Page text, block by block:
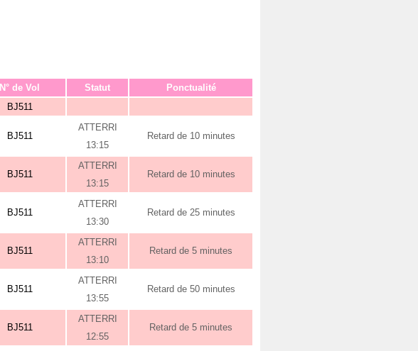
N° de Vol Statut
Ponctualité
BJ511
BJ511
ATTERRI
13:15
Retard de 10 minutes
BJ511
ATTERRI
13:15
Retard de 10 minutes
BJ511
ATTERRI
13:30
Retard de 25 minutes
BJ511
ATTERRI
13:10
Retard de 5 minutes
BJ511
ATTERRI
13:55
Retard de 50 minutes
BJ511
ATTERRI
12:55
Retard de 5 minutes